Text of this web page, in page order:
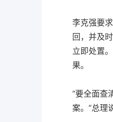
李克强要
回，并及
立即处置
果。
“要全面查
案。”总理